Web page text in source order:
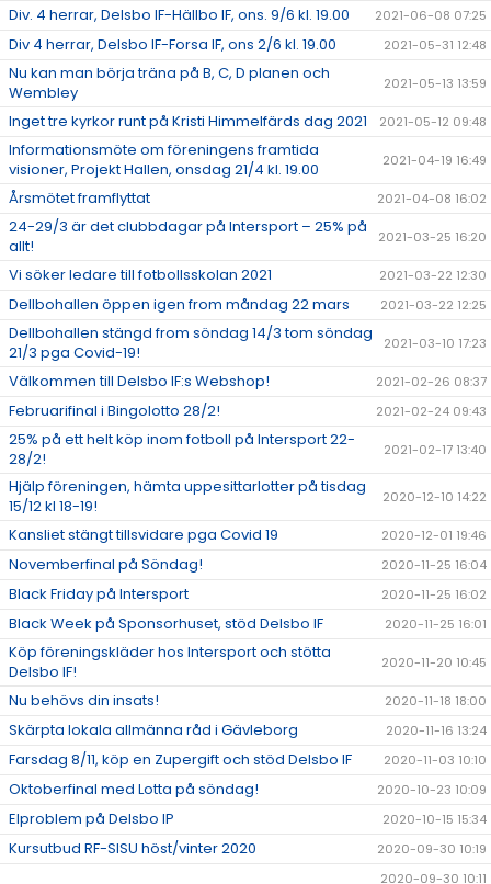
Div. 4 herrar, Delsbo IF-Hällbo IF, ons. 9/6 kl. 19.00 2021-06-08 07:25
Div 4 herrar, Delsbo IF-Forsa IF, ons 2/6 kl. 19.00 2021-05-31 12:48
Nu kan man börja träna på B, C, D planen och
Wembley
2021-05-13 13:59
Inget tre kyrkor runt på Kristi Himmelfärds dag 2021 2021-05-12 09:48
Informationsmöte om föreningens framtida
visioner, Projekt Hallen, onsdag 21/4 kl. 19.00
2021-04-19 16:49
Årsmötet framflyttat 2021-04-08 16:02
24-29/3 är det clubbdagar på Intersport – 25% på
allt!
2021-03-25 16:20
Vi söker ledare till fotbollsskolan 2021 2021-03-22 12:30
Dellbohallen öppen igen from måndag 22 mars 2021-03-22 12:25
Dellbohallen stängd from söndag 14/3 tom söndag
21/3 pga Covid-19!
2021-03-10 17:23
Välkommen till Delsbo IF:s Webshop! 2021-02-26 08:37
Februarifinal i Bingolotto 28/2! 2021-02-24 09:43
25% på ett helt köp inom fotboll på Intersport 22-
28/2!
2021-02-17 13:40
Hjälp föreningen, hämta uppesittarlotter på tisdag
15/12 kl 18-19!
2020-12-10 14:22
Kansliet stängt tillsvidare pga Covid 19 2020-12-01 19:46
Novemberfinal på Söndag! 2020-11-25 16:04
Black Friday på Intersport 2020-11-25 16:02
Black Week på Sponsorhuset, stöd Delsbo IF 2020-11-25 16:01
Köp föreningskläder hos Intersport och stötta
Delsbo IF!
2020-11-20 10:45
Nu behövs din insats! 2020-11-18 18:00
Skärpta lokala allmänna råd i Gävleborg 2020-11-16 13:24
Farsdag 8/11, köp en Zupergift och stöd Delsbo IF 2020-11-03 10:10
Oktoberfinal med Lotta på söndag! 2020-10-23 10:09
Elproblem på Delsbo IP 2020-10-15 15:34
Kursutbud RF-SISU höst/vinter 2020
2020-09-30 10:19
2020-09-30 10:11